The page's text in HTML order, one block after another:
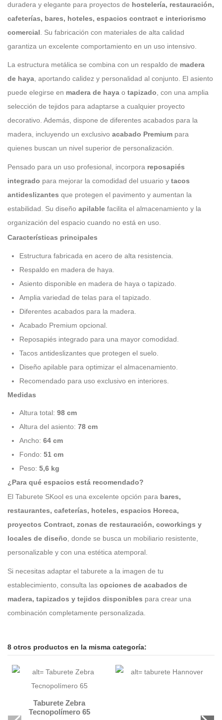
duradera y elegante para proyectos de hostelería, restauración,
cafeterías, bares, hoteles, espacios contract e interiorismo
comercial . Su fabricación con materiales de alta calidad
garantiza un excelente comportamiento en un uso intensivo.
La estructura metálica se combina con un respaldo de madera
de haya , aportando calidez y personalidad al conjunto. El asiento
puede elegirse en madera de haya o tapizado , con una amplia
selección de tejidos para adaptarse a cualquier proyecto
decorativo. Además, dispone de diferentes acabados para la
madera, incluyendo un exclusivo acabado Premium para
quienes buscan un nivel superior de personalización.
Pensado para un uso profesional, incorpora reposapiés
integrado para mejorar la comodidad del usuario y tacos
antideslizantes que protegen el pavimento y aumentan la
estabilidad. Su diseño apilable facilita el almacenamiento y la
organización del espacio cuando no está en uso.
Características principales
Estructura fabricada en acero de alta resistencia.
Respaldo en madera de haya.
Asiento disponible en madera de haya o tapizado.
Amplia variedad de telas para el tapizado.
Diferentes acabados para la madera.
Acabado Premium opcional.
Reposapiés integrado para una mayor comodidad.
Tacos antideslizantes que protegen el suelo.
Diseño apilable para optimizar el almacenamiento.
Recomendado para uso exclusivo en interiores.
Medidas
Altura total: 98 cm
Altura del asiento: 78 cm
Ancho: 64 cm
Fondo: 51 cm
Peso: 5,6 kg
¿Para qué espacios está recomendado?
El Taburete SKool es una excelente opción para bares,
restaurantes, cafeterías, hoteles, espacios Horeca,
proyectos Contract, zonas de restauración, coworkings y
locales de diseño , donde se busca un mobiliario resistente,
personalizable y con una estética atemporal.
Si necesitas adaptar el taburete a la imagen de tu
establecimiento, consulta las opciones de acabados de
madera, tapizados y tejidos disponibles para crear una
combinación completamente personalizada.
8 otros productos en la misma categoría:
Taburete Zebra
Tecnopolímero 65